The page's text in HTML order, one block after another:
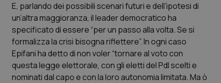
Calabria
Campania
Emilia-Romagna
Asma & BPCO
Car-T
Colesterolo & coronaropatie
E, parlando dei possibili scenari futuri e dell’ipotesi di
un’altra maggioranza, il leader democratico ha
specificato di essere “per un passo alla volta. Se si
formalizza la crisi bisogna riflettere”. In ogni caso
Epifani ha detto di non voler “tornare al voto con
questa legge elettorale, con gli eletti del Pdl scelti e
nominati dal capo e con la loro autonomia limitata. Ma ò